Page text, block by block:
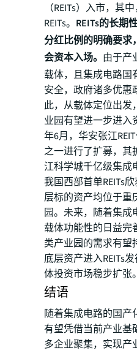
（REITs）入市，其
REITs。 REITs的长期
分红比例的明确要求
会资本入场。 由于产
载体，且集成电路国
安全，政府诸多优惠
此，从载体定位出发
业园有望进一步进入
年6月，华安张江
之一进行了扩募，其
江科学城千亿级集成
我国西部首单REITs
层标的资产均位于重
园。未来，随着集
载体功能性的日益完
类产业园的需求有望
底层资产进入REITs
体投资市场稳步扩张。
结语
随着集成电路的国
有望凭借当前产业基
多企业聚集，实现产